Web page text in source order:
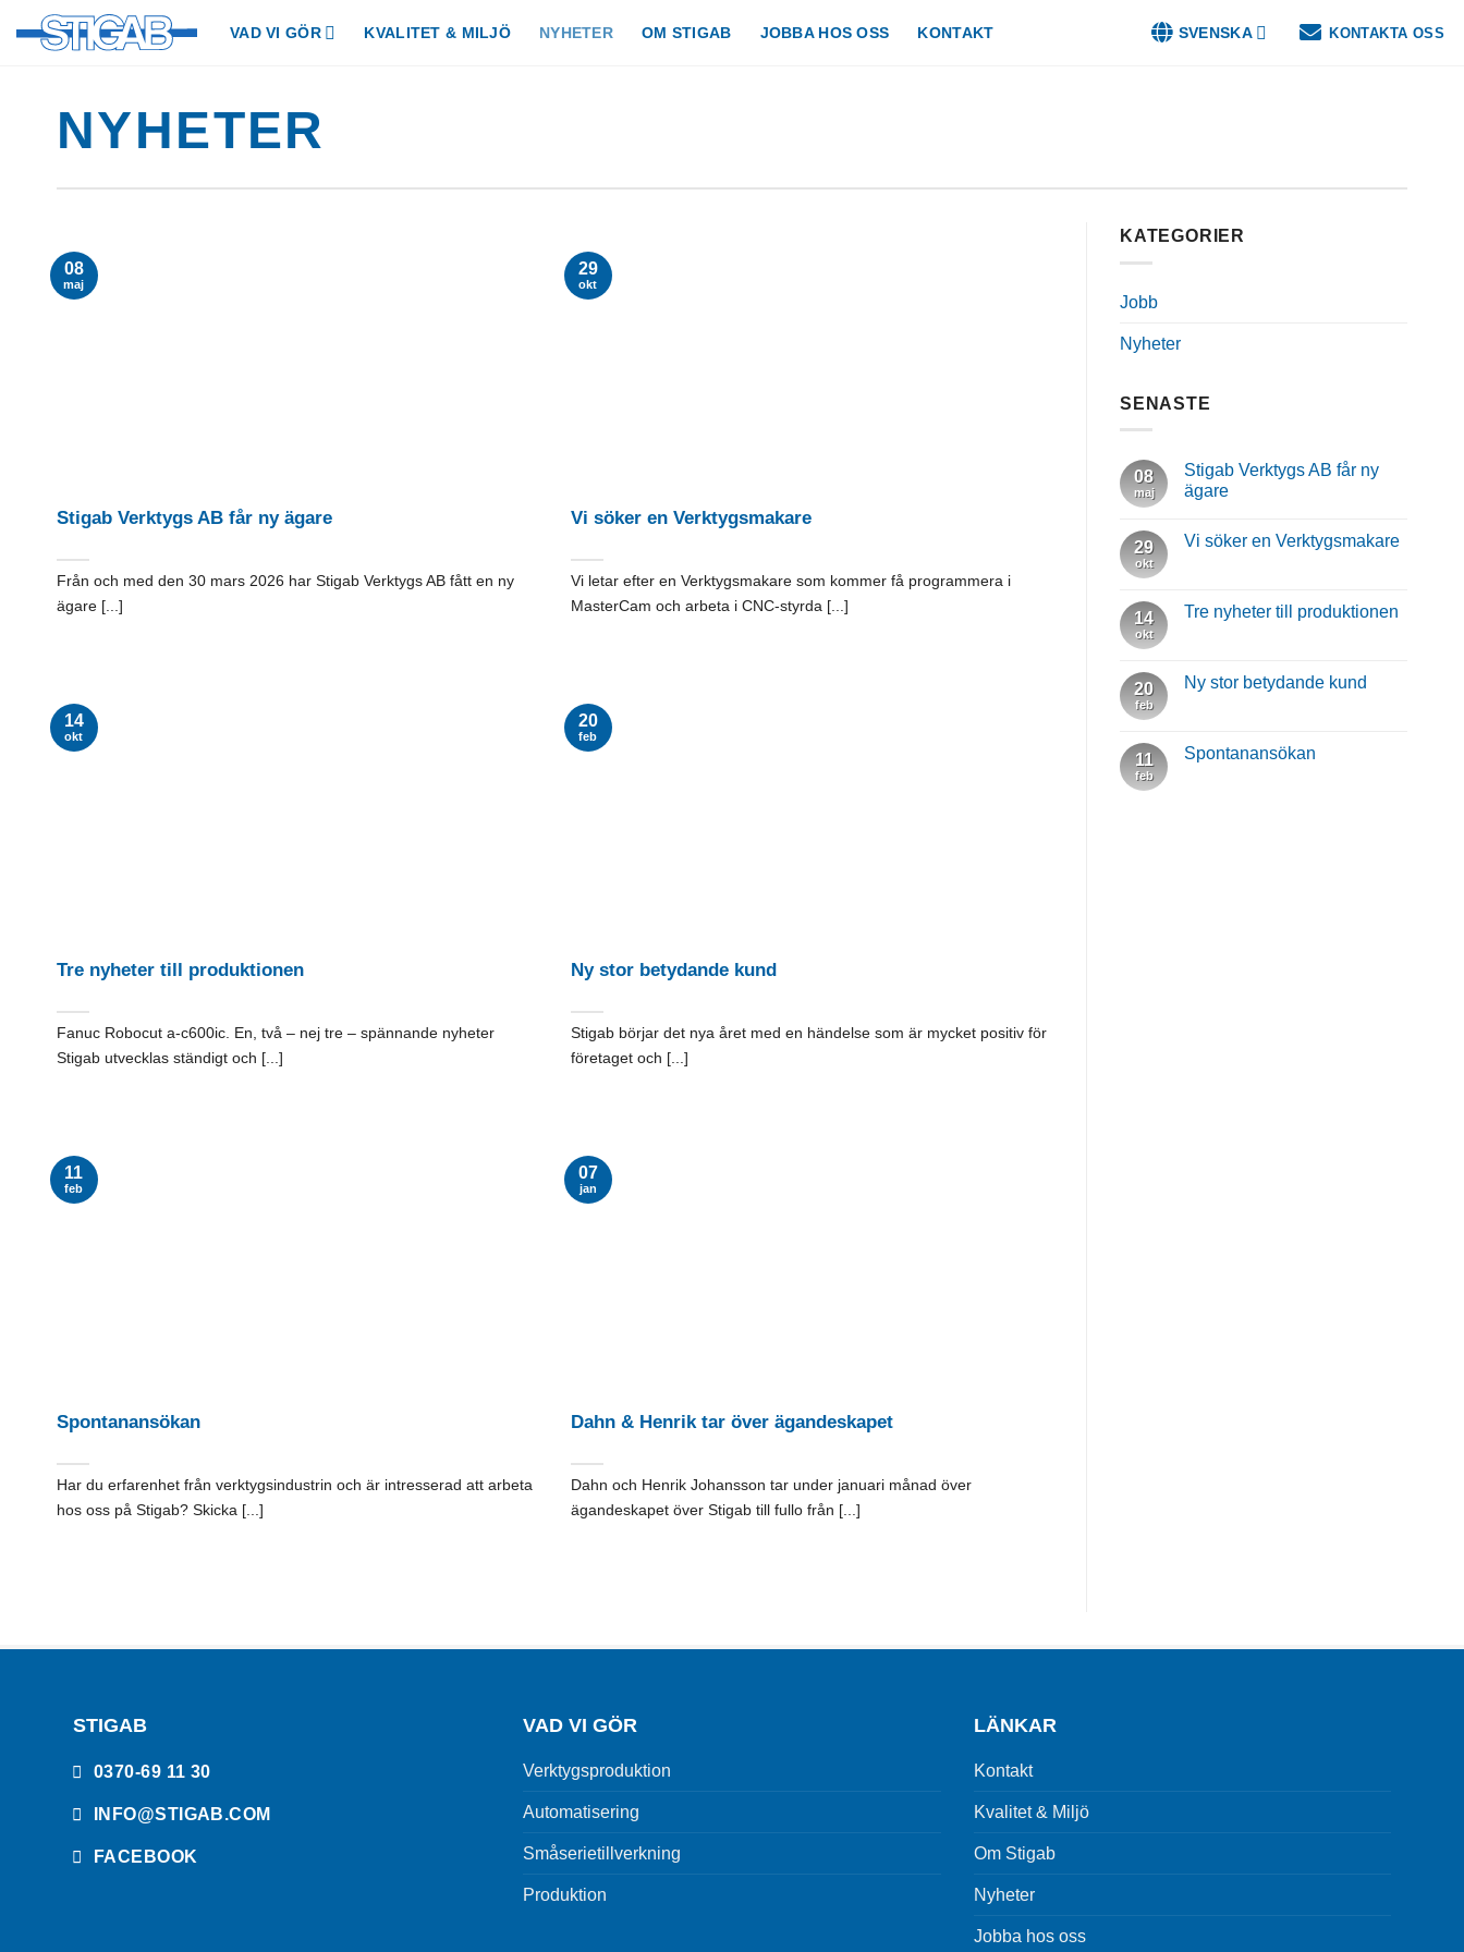
VAD VI GÖR KVALITET & MILJÖ NYHETER OM STIGAB JOBBA HOS OSS KONTAKT SVENSKA KONTAKTA OSS
NYHETER
Stigab Verktygs AB får ny ägare
Från och med den 30 mars 2026 har Stigab Verktygs AB fått en ny
ägare [...]
08
maj
Vi söker en Verktygsmakare
Vi letar efter en Verktygsmakare som kommer få programmera i
MasterCam och arbeta i CNC-styrda [...]
29
okt
Tre nyheter till produktionen
Fanuc Robocut a-c600ic. En, två – nej tre – spännande nyheter
Stigab utvecklas ständigt och [...]
14
okt
Ny stor betydande kund
Stigab börjar det nya året med en händelse som är mycket positiv för
företaget och [...]
20
feb
Spontanansökan
Har du erfarenhet från verktygsindustrin och är intresserad att arbeta
hos oss på Stigab? Skicka [...]
11
feb
Dahn & Henrik tar över ägandeskapet
Dahn och Henrik Johansson tar under januari månad över
ägandeskapet över Stigab till fullo från [...]
07
jan
KATEGORIER
Jobb
Nyheter
SENASTE
08
maj
Stigab Verktygs AB får ny
ägare
29
okt
Vi söker en Verktygsmakare
14
okt
Tre nyheter till produktionen
20
feb
Ny stor betydande kund
11
feb
Spontanansökan
STIGAB
0370-69 11 30
INFO@STIGAB.COM
FACEBOOK
VAD VI GÖR
Verktygsproduktion
Automatisering
Småserietillverkning
Produktion
LÄNKAR
Kontakt
Kvalitet & Miljö
Om Stigab
Nyheter
Jobba hos oss